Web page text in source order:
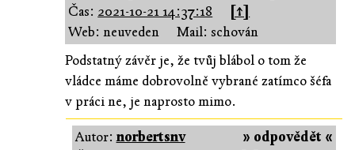
Čas: 2021-10-21 14:37:18
[↑]
Web: neuveden
Mail: schován
Podstatný závěr je, že tvůj blábol o tom že
vládce máme dobrovolně vybrané zatímco šéfa
v práci ne, je naprosto mimo.
» odpovědět «
Autor:norbertsnv